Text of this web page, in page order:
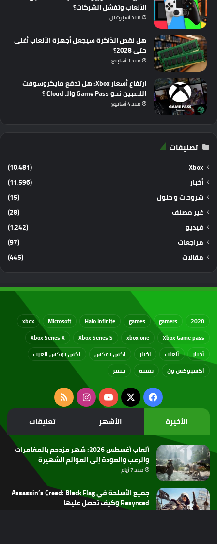
الألعاب وتفشل الشركات؟
منذ أسبوعين
هل نقص الذاكرة سيجعل أجهزة الألعاب أغلى
حتى 2028؟
منذ 3 أسابيع
ارتفاع أسعار Xbox: هل تدفع مايكروسوفت
اللاعبين نحو Game Pass والـ Cloud ؟
منذ 4 أسابيع
تصنيفات
Xbox
(10٬481)
أخبار
(11٬596)
شروحات و حلول
(15)
غير مصنف
(28)
فيديو
(1٬242)
مراجعات
(97)
مقالات
(445)
2020
gamers
games
Halo Infinite
Microsoft
xbox
Xbox Game pass
xbox one
Xbox Series S
Xbox Series X
أخبار
ألعاب اخبار اكس بوكس
اكس بوكس العرب
اكسبوكس ون
تقنية جيمز
فيسبوك
‫X
‫YouTubeانستقرامملخص
الموقع
RSS
الأخيرة الأشهر تعليقات
ألعاب أغسطس 2026: شهر مزدحم بالمغامرات
والرعب والعودة إلى العوالم الشهيرة
منذ 7 أيام
جميع الأسلحة في Assassin’s Creed: Black Flag
Resynced وكيف تحصل عليها
منذ أسبوعين